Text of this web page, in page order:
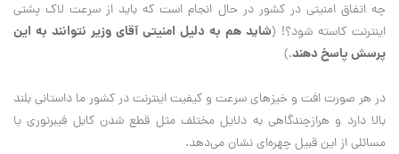
چه اتفاق امنیتی در کشور در حال انجام است که باید از سرعت لاک پشتی
اینترنت کاسته شود؟! (شاید هم به دلیل امنیتی آقای وزیر نتوانند به این
پرسش پاسخ دهند.)
در هر صورت افت و خیزهای سرعت و کیفیت اینترنت در کشور ما داستانی بلند
بالا دارد و هر‌از‌چندگاهی به دلایل مختلف مثل قطع شدن کابل فیبر‌نوری یا
مسائلی از این قبیل چهره‌ای نشان می‌دهد.